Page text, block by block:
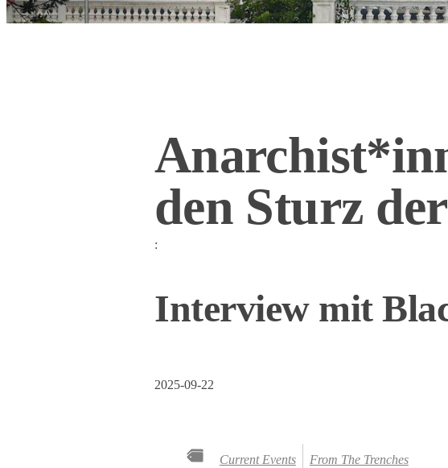
den Sturz
:
Interview mit
2025-09-22
Current Events From The Trenches